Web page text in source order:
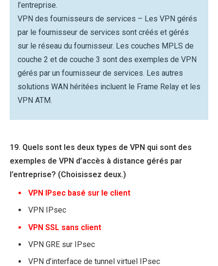
l’entreprise.
VPN des fournisseurs de services – Les VPN gérés
par le fournisseur de services sont créés et gérés
sur le réseau du fournisseur. Les couches MPLS de
couche 2 et de couche 3 sont des exemples de VPN
gérés par un fournisseur de services. Les autres
solutions WAN héritées incluent le Frame Relay et les
VPN ATM.
19. Quels sont les deux types de VPN qui sont des
exemples de VPN d’accès à distance gérés par
l’entreprise? (Choisissez deux.)
VPN IPsec basé sur le client
VPN IPsec
VPN SSL sans client
VPN GRE sur IPsec
VPN d’interface de tunnel virtuel IPsec